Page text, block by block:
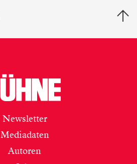
Newsletter
Mediadaten
Autoren